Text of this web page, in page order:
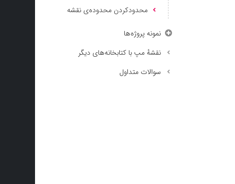
محدودکردن محدوده‌ی نقشه
نمونه پروژه‌ها
نقشهٔ مپ با کتابخانه‌های دیگر
سوالات متداول